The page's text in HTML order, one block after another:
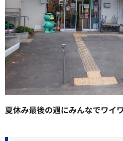
夏休み最後の週にみんなでワイ